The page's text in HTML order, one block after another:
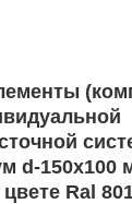
d-150x100
Ral